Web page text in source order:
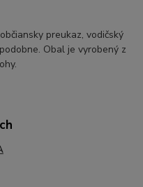
preukaz, vodičský
Obal je vyrobený z